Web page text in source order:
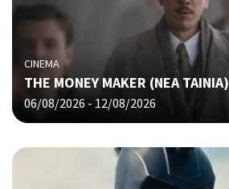
CINEMA
THE MONEY MAKER (ΝΕΑ ΤΑΙΝΙΑ)
06/08/2026 - 12/08/2026